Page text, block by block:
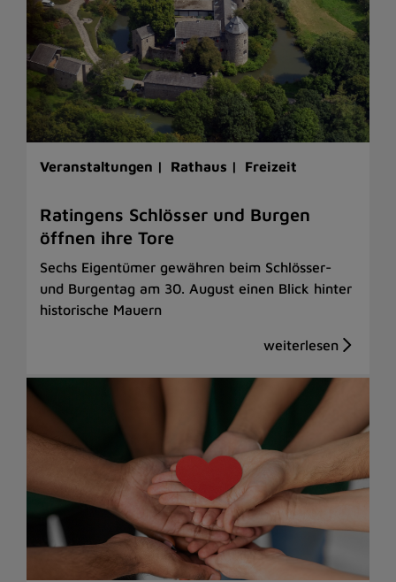
Veranstaltungen | Rathaus | Freizeit
Ratingens Schlösser und Burgen
öffnen ihre Tore
Sechs Eigentümer gewähren beim Schlösser-
und Burgentag am 30. August einen Blick hinter
historische Mauern